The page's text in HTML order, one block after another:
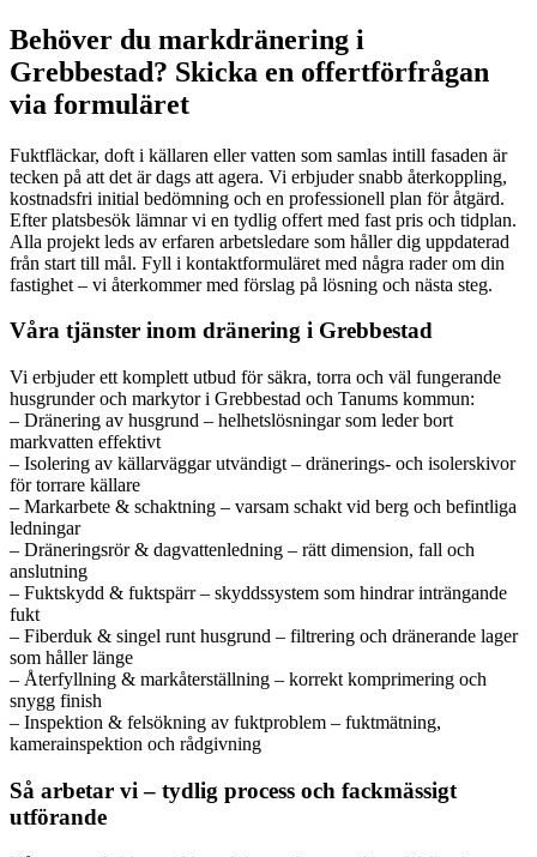
Behöver du markdränering i
Grebbestad? Skicka en offertförfrågan
via formuläret
Fuktfläckar, doft i källaren eller vatten som samlas intill fasaden är
tecken på att det är dags att agera. Vi erbjuder snabb återkoppling,
kostnadsfri initial bedömning och en professionell plan för åtgärd.
Efter platsbesök lämnar vi en tydlig offert med fast pris och tidplan.
Alla projekt leds av erfaren arbetsledare som håller dig uppdaterad
från start till mål. Fyll i kontaktformuläret med några rader om din
fastighet – vi återkommer med förslag på lösning och nästa steg.
Våra tjänster inom dränering i Grebbestad
Vi erbjuder ett komplett utbud för säkra, torra och väl fungerande
husgrunder och markytor i Grebbestad och Tanums kommun:
– Dränering av husgrund – helhetslösningar som leder bort
markvatten effektivt
– Isolering av källarväggar utvändigt – dränerings- och isolerskivor
för torrare källare
– Markarbete & schaktning – varsam schakt vid berg och befintliga
ledningar
– Dräneringsrör & dagvattenledning – rätt dimension, fall och
anslutning
– Fuktskydd & fuktspärr – skyddssystem som hindrar inträngande
fukt
– Fiberduk & singel runt husgrund – filtrering och dränerande lager
som håller länge
– Återfyllning & markåterställning – korrekt komprimering och
snygg finish
– Inspektion & felsökning av fuktproblem – fuktmätning,
kamerainspektion och rådgivning
Så arbetar vi – tydlig process och fackmässigt
utförande